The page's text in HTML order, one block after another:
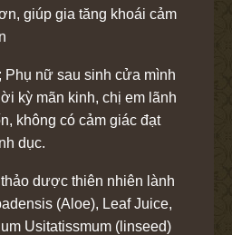
giúp gia tăng khoái cảm
nữ sau sinh cửa mình
kỳ mãn kinh, chị em lãnh
không có cảm giác đạt
dục.
dược thiên nhiên lành
(Aloe), Leaf Juice,
Usitatissmum (linseed)